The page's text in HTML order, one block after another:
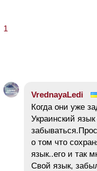
1
VrednayaLedi
Когда они уже
Украинский
о том что
язык..его и так
Свой язык,